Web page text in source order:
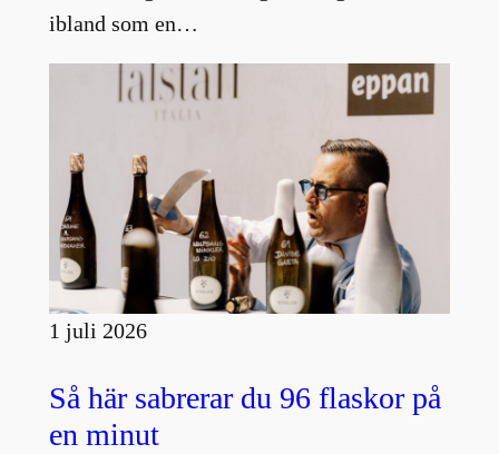
ibland som en…
1 juli 2026
Så här sabrerar du 96 flaskor på
en minut